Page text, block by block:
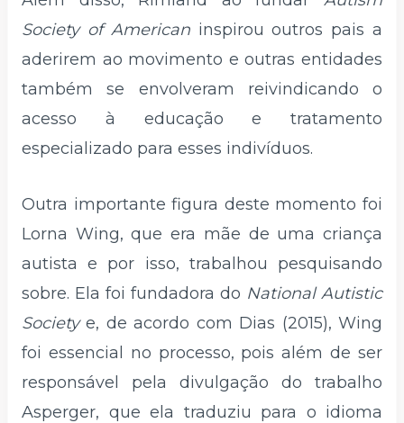
Society of American inspirou outros pais a
aderirem ao movimento e outras entidades
também se envolveram reivindicando o
acesso à educação e tratamento
especializado para esses indivíduos.
Outra importante figura deste momento foi
Lorna Wing, que era mãe de uma criança
autista e por isso, trabalhou pesquisando
sobre. Ela foi fundadora do National Autistic
Societye, de acordo com Dias (2015), Wing
foi essencial no processo, pois além de ser
responsável pela divulgação do trabalho
Asperger, que ela traduziu para o idioma